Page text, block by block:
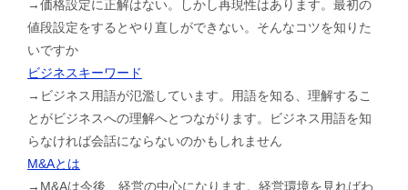
→価格設定に正解はない。しかし再現性はあります。最初の
値段設定をするとやり直しができない。そんなコツを知りた
いですか
ビジネスキーワード
→ビジネス用語が氾濫しています。用語を知る、理解するこ
とがビジネスへの理解へとつながります。ビジネス用語を知
らなければ会話にならないのかもしれません
M&Aとは
→M&Aは今後、経営の中心になります。経営環境を見ればわ